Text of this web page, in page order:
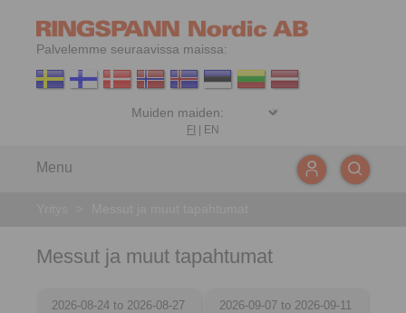
Palvelemme seuraavissa maissa:
FI EN
Menu
Messut ja muut tapahtumat
2026-08-24 to 2026-08-27 2026-09-07 to 2026-09-11